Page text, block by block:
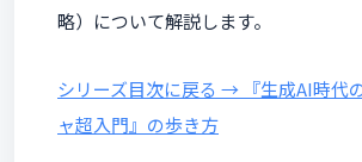
略）について解説します。
シリーズ目次に戻る → 『生成AI時代
ャ超入門』の歩き方